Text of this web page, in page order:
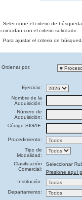
Seleccione el criterio de
coincidan con el criterio solicitado.
Para ajustar el criterio de
Ordenar por:
Ejercicio:
Nombre de la
Adquisición:
Número de
Adquisición:
Código SIGAF:
Procedimiento:
Tipo de
Modalidad:
Clasificación
Comercial:
Seleccionar
Presione aquí
Institución:
Departamento: